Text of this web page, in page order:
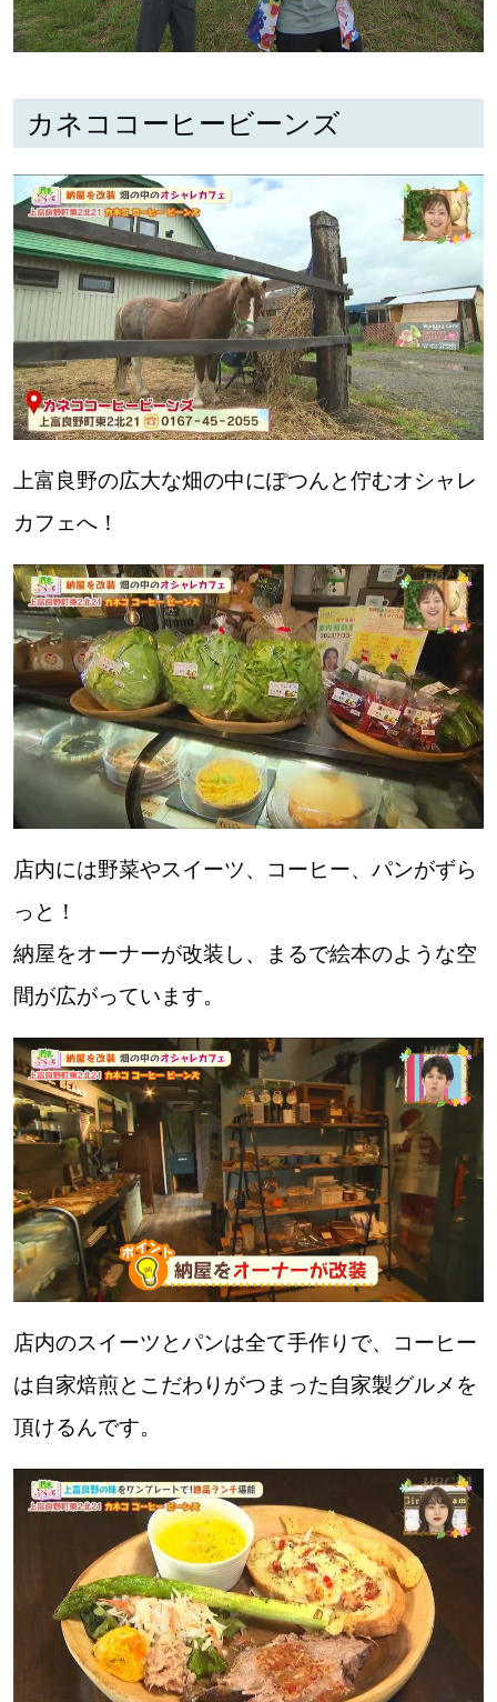
パートナーメディア Sitakkeパートナー
運営会社 広告掲載
【いろんな価値観や生き方に触れたい】
Sitakke編集部 IKU 【まったり楽しみたい】
【暮らしの知恵を身につけたい】
【道央のお気に入りを見つけたい】
【道北のお気に入りを見つけたい】
【道東のお気に入りを見つけたい】
カネココーヒービーンズ
上富良野の広大な畑の中にぽつんと佇むオシャレ
カフェへ！
店内には野菜やスイーツ、コーヒー、パンがずら
っと！
納屋をオーナーが改装し、まるで絵本のような空
間が広がっています。
店内のスイーツとパンは全て手作りで、コーヒー
は自家焙煎とこだわりがつまった自家製グルメを
頂けるんです。